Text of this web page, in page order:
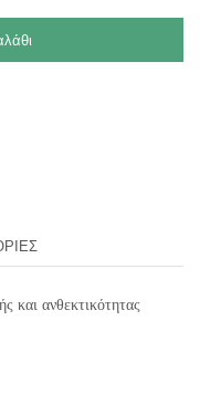
και ανθεκτικότητας